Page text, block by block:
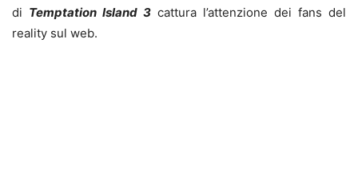
di Temptation Island 3 cattura l’attenzione dei fans del
reality sul web.